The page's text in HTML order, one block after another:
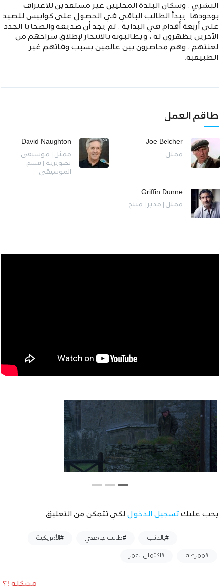
البشري ، وسكان البلدة المحليين غير مستعدين للاعتراف
بوجودها. يبدأ الطالب الباقي في الحصول على كوابيس للصيد
على أربعة أقدام في البداية ، ثم يجد أن صديقه والضحايا الجدد
الآخرين يظهرون له ، ويطالبونه بالانتحار لإطلاق سراحهم من
لعنتهم ، وهم محاصرون بين عالمين بسبب وفاتهم غير
الطبيعية.
طاقم العمل
Joe Belcher
ممثل
David Naughton
ممثل | موسيقى
تصويرية | قسم
الموسيقى
Griffin Dunne
ممثل | مدير | منتج
يجب عليك تسجيل الدخول لكي تتمكن من التعليق.
#بالذئب #طالب جامعي #الأمريكية
#ممرضة #اكتمال القمر
مشكلة !؟